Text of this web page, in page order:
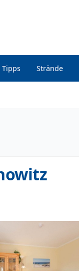
Tipps Strände